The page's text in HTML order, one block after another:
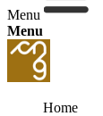
Menu
Menu
Home